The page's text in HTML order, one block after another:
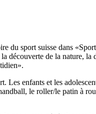
du sport suisse dans
découverte de la nature, la
Les enfants et les
le roller/le patin à